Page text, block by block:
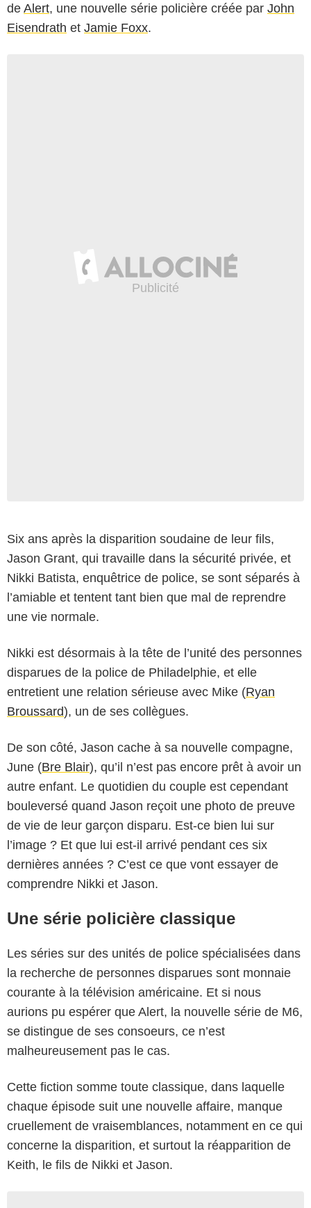
de Alert, une nouvelle série policière créée par John
Eisendrath et Jamie Foxx.
Six ans après la disparition soudaine de leur fils,
Jason Grant, qui travaille dans la sécurité privée, et
Nikki Batista, enquêtrice de police, se sont séparés à
l’amiable et tentent tant bien que mal de reprendre
une vie normale.
Nikki est désormais à la tête de l’unité des personnes
disparues de la police de Philadelphie, et elle
entretient une relation sérieuse avec Mike (Ryan
Broussard), un de ses collègues.
De son côté, Jason cache à sa nouvelle compagne,
June (Bre Blair), qu’il n’est pas encore prêt à avoir un
autre enfant. Le quotidien du couple est cependant
bouleversé quand Jason reçoit une photo de preuve
de vie de leur garçon disparu. Est-ce bien lui sur
l’image ? Et que lui est-il arrivé pendant ces six
dernières années ? C’est ce que vont essayer de
comprendre Nikki et Jason.
Une série policière classique
Les séries sur des unités de police spécialisées dans
la recherche de personnes disparues sont monnaie
courante à la télévision américaine. Et si nous
aurions pu espérer que Alert, la nouvelle série de M6,
se distingue de ses consoeurs, ce n’est
malheureusement pas le cas.
Cette fiction somme toute classique, dans laquelle
chaque épisode suit une nouvelle affaire, manque
cruellement de vraisemblances, notamment en ce qui
concerne la disparition, et surtout la réapparition de
Keith, le fils de Nikki et Jason.